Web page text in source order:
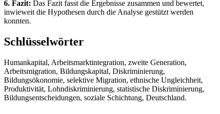
6. Fazit: Das Fazit fasst die Ergebnisse zusammen und bewertet,
inwieweit die Hypothesen durch die Analyse gestützt werden
konnten.
Schlüsselwörter
Humankapital, Arbeitsmarktintegration, zweite Generation,
Arbeitsmigration, Bildungskapital, Diskriminierung,
Bildungsökonomie, selektive Migration, ethnische Ungleichheit,
Produktivität, Lohndiskriminierung, statistische Diskriminierung,
Bildungsentscheidungen, soziale Schichtung, Deutschland.